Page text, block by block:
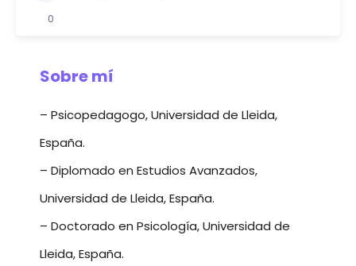
0
Sobre mí
– Psicopedagogo, Universidad de Lleida,
España.
– Diplomado en Estudios Avanzados,
Universidad de Lleida, España.
– Doctorado en Psicología, Universidad de
Lleida, España.